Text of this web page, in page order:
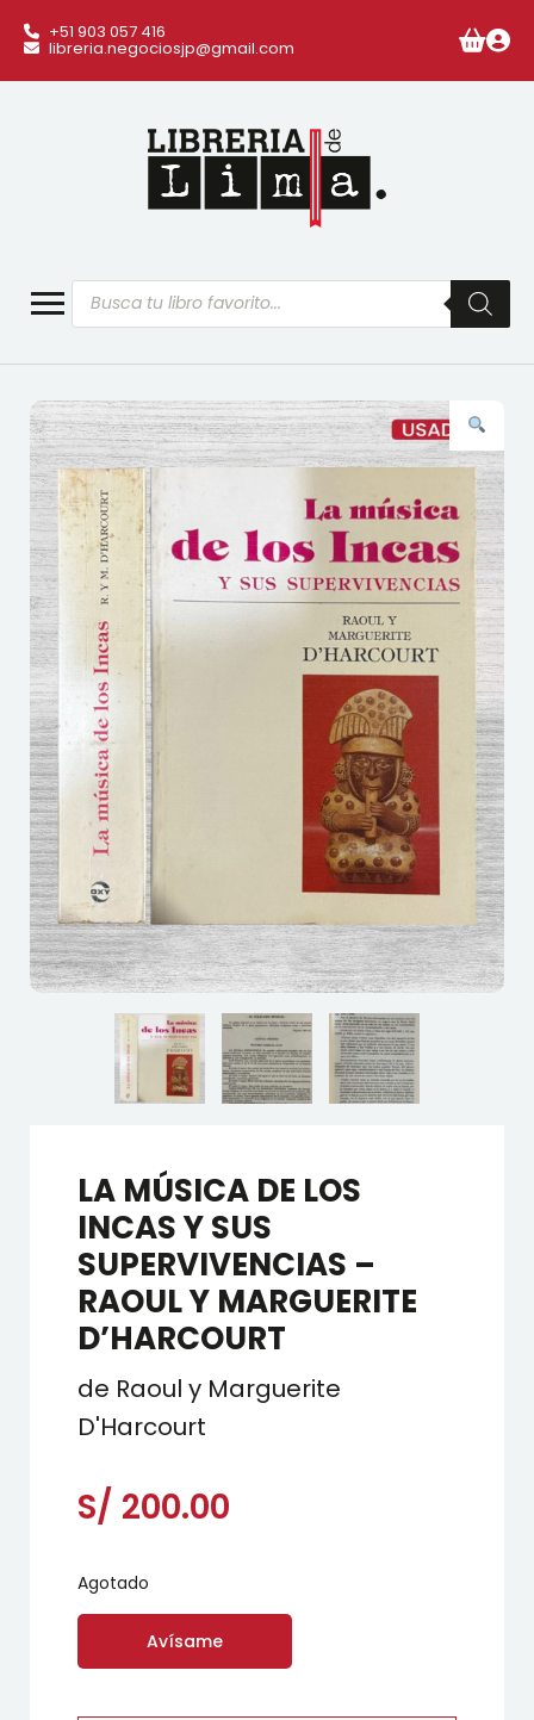
+51 903 057 416
libreria.negociosjp@gmail.com
Búsqueda
de
productos
LA MÚSICA DE LOS
INCAS Y SUS
SUPERVIVENCIAS –
RAOUL Y MARGUERITE
D’HARCOURT
de Raoul y Marguerite
D'Harcourt
S/ 200.00
Agotado
Avísame